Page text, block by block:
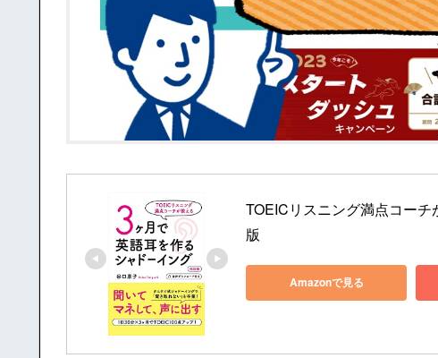
TOEICリスニング満点コー
版
Amazonで見る